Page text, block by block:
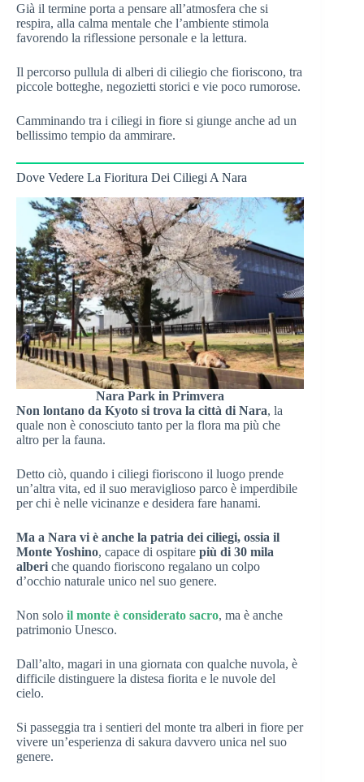
Già il termine porta a pensare all’atmosfera che si
respira, alla calma mentale che l’ambiente stimola
favorendo la riflessione personale e la lettura.
Il percorso pullula di alberi di ciliegio che fioriscono, tra
piccole botteghe, negozietti storici e vie poco rumorose.
Camminando tra i ciliegi in fiore si giunge anche ad un
bellissimo tempio da ammirare.
Dove Vedere La Fioritura Dei Ciliegi A Nara
Nara Park in Primvera
Non lontano da Kyoto si trova la città di Nara, la
quale non è conosciuto tanto per la flora ma più che
altro per la fauna.
Detto ciò, quando i ciliegi fioriscono il luogo prende
un’altra vita, ed il suo meraviglioso parco è imperdibile
per chi è nelle vicinanze e desidera fare hanami.
Ma a Nara vi è anche la patria dei ciliegi, ossia il
Monte Yoshino, capace di ospitare più di 30 mila
alberi che quando fioriscono regalano un colpo
d’occhio naturale unico nel suo genere.
Non solo il monte è considerato sacro, ma è anche
patrimonio Unesco.
Dall’alto, magari in una giornata con qualche nuvola, è
difficile distinguere la distesa fiorita e le nuvole del
cielo.
Si passeggia tra i sentieri del monte tra alberi in fiore per
vivere un’esperienza di sakura davvero unica nel suo
genere.